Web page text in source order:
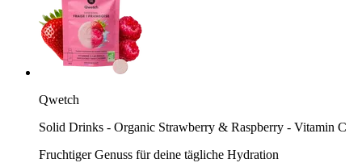
Qwetch
Solid Drinks - Organic Strawberry & Raspberry - Vitamin C
Fruchtiger Genuss für deine tägliche Hydration